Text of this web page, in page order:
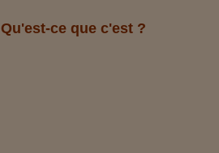
Qu'est-ce que c'est ?